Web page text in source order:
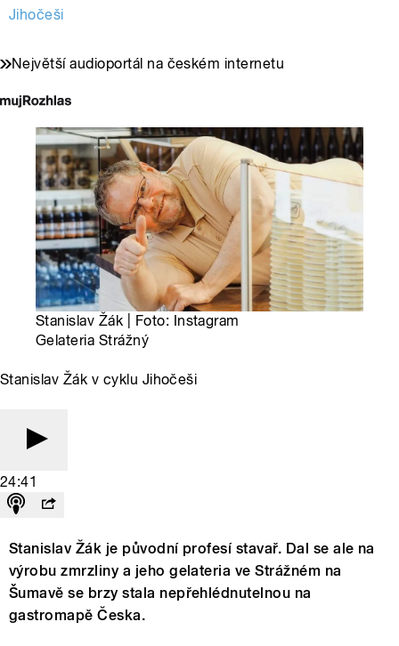
Jihočeši
Největší audioportál na českém internetu
Stanislav Žák | Foto: Instagram
Gelateria Strážný
Stanislav Žák v cyklu Jihočeši
24:41
Stanislav Žák je původní profesí stavař. Dal se ale na
výrobu zmrzliny a jeho gelateria ve Strážném na
Šumavě se brzy stala nepřehlédnutelnou na
gastromapě Česka.